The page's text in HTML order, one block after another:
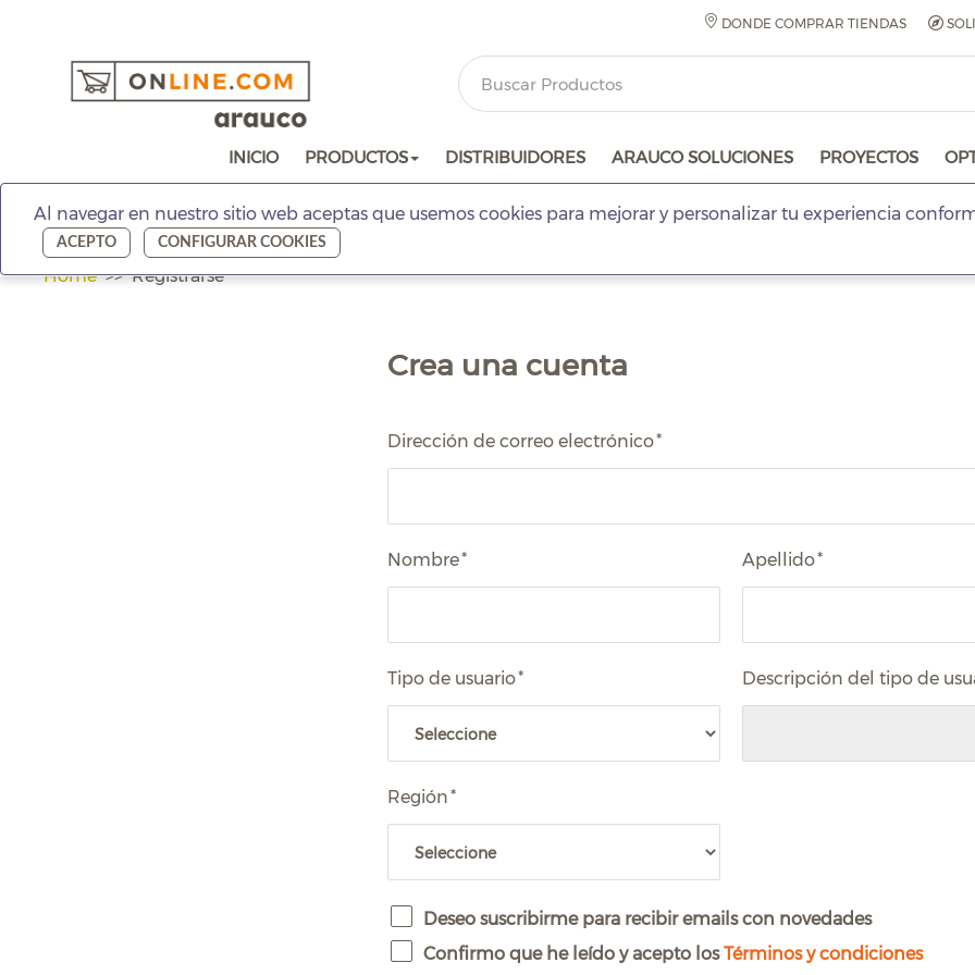
DONDE COMPRAR TIENDAS
INICIO PRODUCTOS DISTRIBUIDORES ARAUCO SOLUCIONES PROYECTOS
Al navegar en nuestro sitio web aceptas que usemos cookies para mejorar y personalizar tu experiencia
ACEPTO CONFIGURAR COOKIES
Home Registrarse
Crea una cuenta
Dirección de correo electrónico*
Nombre* Apellido*
Tipo de usuario* Descripción del tipo de
Región*
Deseo suscribirme para recibir emails con novedades
Confirmo que he leído y acepto losTérminos y condiciones